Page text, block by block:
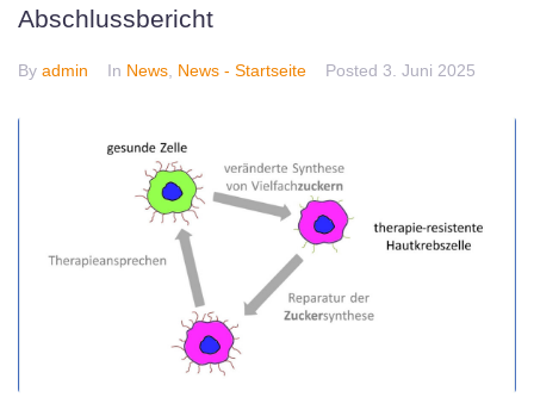
Abschlussbericht
By admin In News News - Startseite Posted 3. Juni 2025